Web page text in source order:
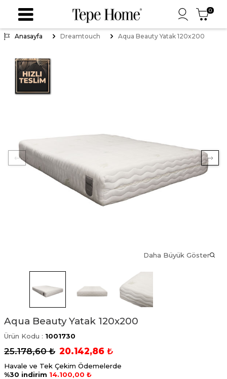
0
Anasayfa Dreamtouch Aqua Beauty Yatak 120x200
Daha Büyük Göster
Aqua Beauty Yatak 120x200
Ürün Kodu : 1001730
25.178,60₺ 20.142,86 ₺
Havale ve Tek Çekim Ödemelerde
%30 indirim 14.100,00 ₺